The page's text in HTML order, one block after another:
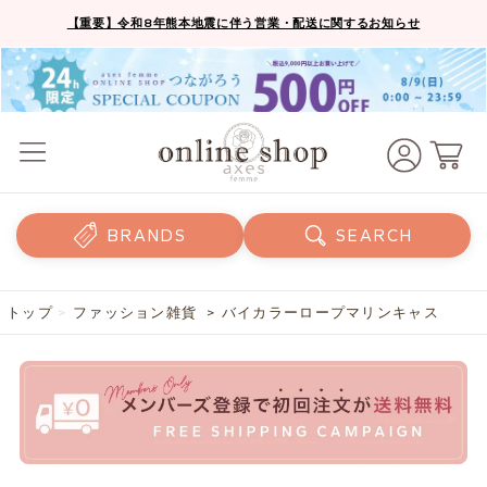
【重要】令和8年熊本地震に伴う営業・配送に関するお知らせ
BRANDS SEARCH
トップ > ファッション雑貨 > バイカラーロープマリンキャス